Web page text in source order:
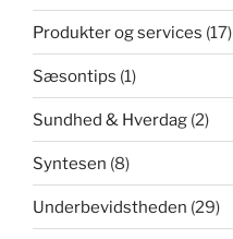
Produkter og services (17)
Sæsontips (1)
Sundhed & Hverdag (2)
Syntesen (8)
Underbevidstheden (29)